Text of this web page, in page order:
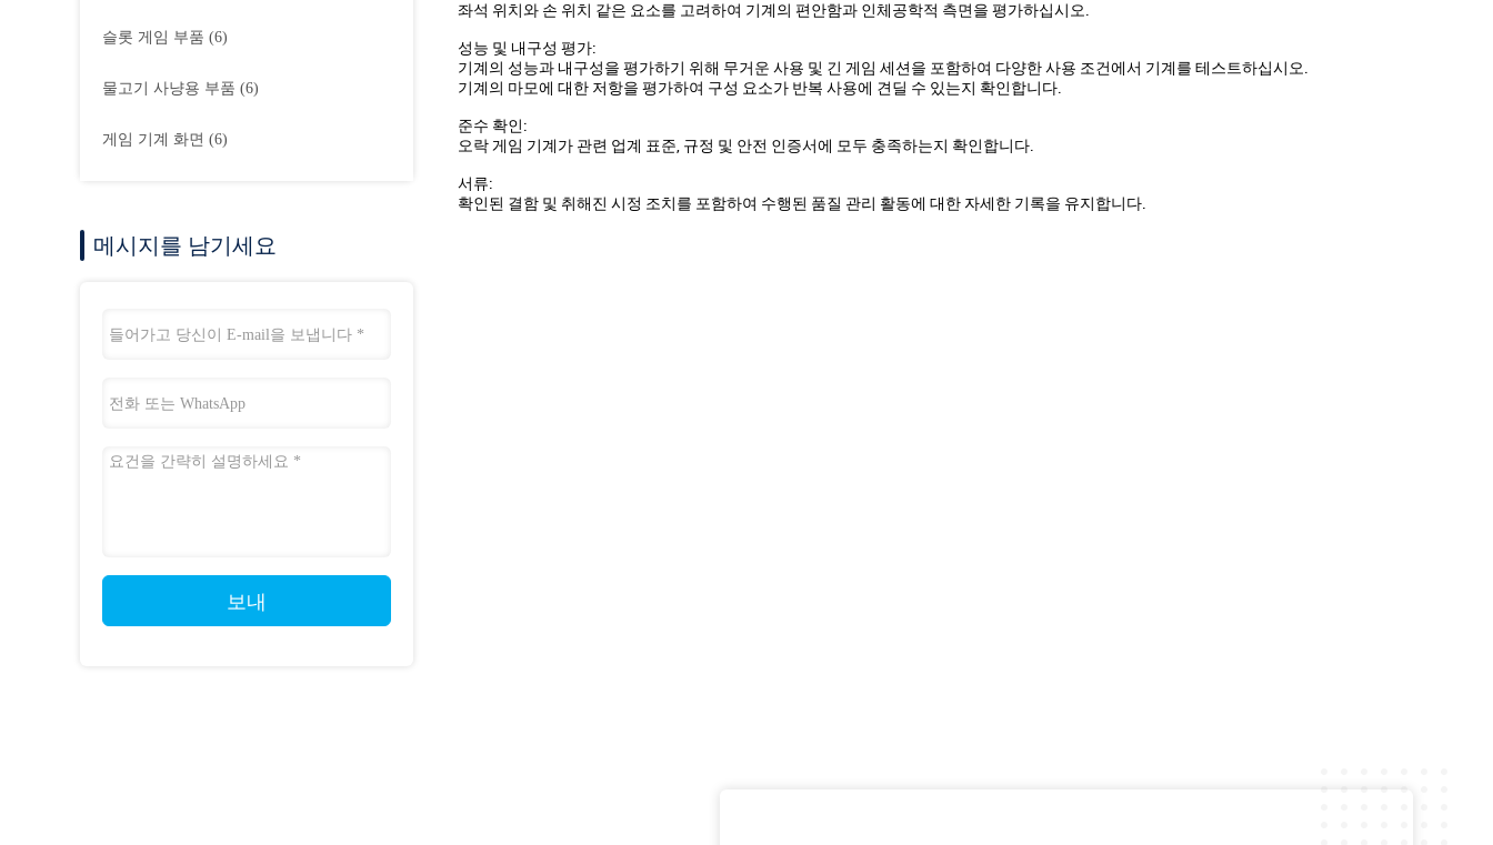
슬롯 게임 부품 (6)
물고기 사냥용 부품 (6)
게임 기계 화면 (6)
메시지를 남기세요
보내
좌석 위치와 손 위치 같은 요소를 고려하여 기계의 편안함과 인체공학적 측면을 평가하십시오.
성능 및 내구성 평가:
기계의 성능과 내구성을 평가하기 위해 무거운 사용 및 긴 게임 세션을 포함하여 다양한 사용 조건에서 기계를 테스트하십시오.
기계의 마모에 대한 저항을 평가하여 구성 요소가 반복 사용에 견딜 수 있는지 확인합니다.
준수 확인:
오락 게임 기계가 관련 업계 표준, 규정 및 안전 인증서에 모두 충족하는지 확인합니다.
서류:
확인된 결함 및 취해진 시정 조치를 포함하여 수행된 품질 관리 활동에 대한 자세한 기록을 유지합니다.